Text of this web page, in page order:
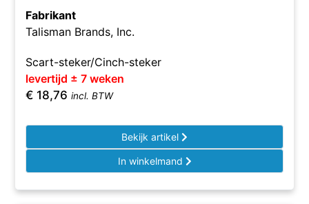
Fabrikant
Talisman Brands, Inc.
Scart-steker/Cinch-steker
levertijd ± 7 weken
€ 18,76 incl. BTW
Bekijk artikel
In winkelmand